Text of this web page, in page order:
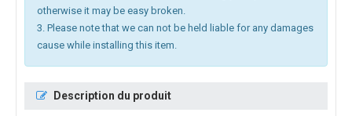
otherwise it may be easy broken.
3. Please note that we can not be held liable for any damages
cause while installing this item.
Description du produit